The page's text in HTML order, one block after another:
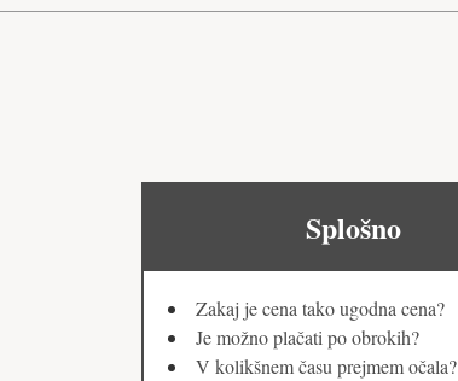
Splošno
Zakaj je cena tako ugodna cena?
Je možno plačati po obrokih?
V kolikšnem času prejmem očala?